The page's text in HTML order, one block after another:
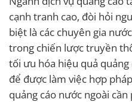
cạnh tranh cao, đòi hỏi
biệt là các chuyên gia
trong chiến lược truyền
tối ưu hóa hiệu quả
để được làm việc hợp
quảng cáo nước ngoài